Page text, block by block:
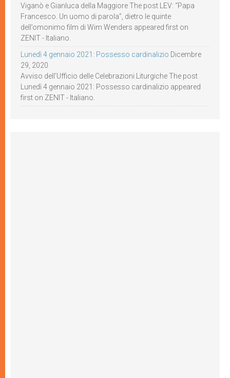
Viganò e Gianluca della Maggiore The post LEV: “Papa
Francesco. Un uomo di parola”, dietro le quinte
dell’omonimo film di Wim Wenders appeared first on
ZENIT - Italiano.
Lunedì 4 gennaio 2021: Possesso cardinalizio Dicembre
29, 2020
Avviso dell’Ufficio delle Celebrazioni Liturgiche The post
Lunedì 4 gennaio 2021: Possesso cardinalizio appeared
first on ZENIT - Italiano.